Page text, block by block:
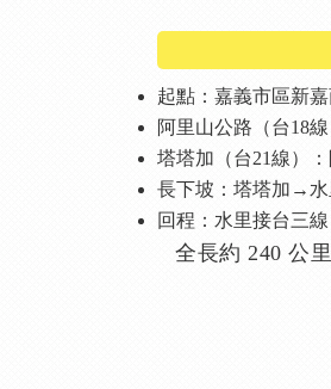
起點：嘉義市區新
阿里山公路（台18
塔塔加（台21線）
長下坡：塔塔加→水
回程：水里接台三
全長約 240 公